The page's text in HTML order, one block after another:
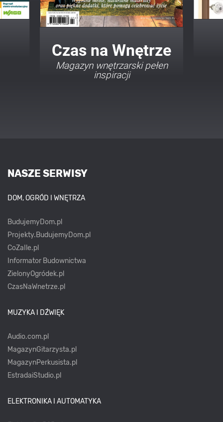
Twój Dom Twój Styl
Porady i inspiracje w
najmodniejszych stylach
NASZE SERWISY
DOM, OGRÓD I WNĘTRZA
BudujemyDom.pl
Projekty.BudujemyDom.pl
CoZaIle.pl
Informator Budownictwa
ZielonyOgródek.pl
CzasNaWnetrze.pl
MUZYKA I DŹWIĘK
Audio.com.pl
MagazynGitarzysta.pl
MagazynPerkusista.pl
EstradaiStudio.pl
ELEKTRONIKA I AUTOMATYKA